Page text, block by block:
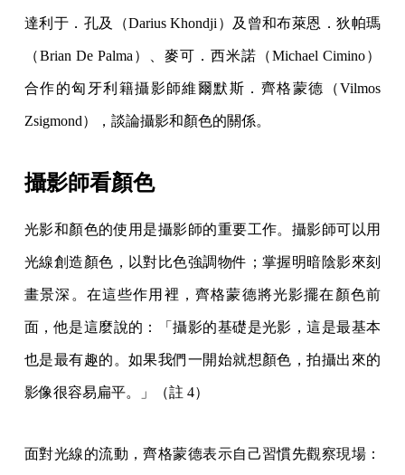
達利于．孔及（Darius Khondji）及曾和布萊恩．狄帕瑪
（Brian De Palma）、麥可．西米諾（Michael Cimino）
合作的匈牙利籍攝影師維爾默斯．齊格蒙德（Vilmos
Zsigmond），談論攝影和顏色的關係。
攝影師看顏色
光影和顏色的使用是攝影師的重要工作。攝影師可以用
光線創造顏色，以對比色強調物件；掌握明暗陰影來刻
畫景深。在這些作用裡，齊格蒙德將光影擺在顏色前
面，他是這麼說的：「攝影的基礎是光影，這是最基本
也是最有趣的。如果我們一開始就想顏色，拍攝出來的
影像很容易扁平。」（註 4）
面對光線的流動，齊格蒙德表示自己習慣先觀察現場：